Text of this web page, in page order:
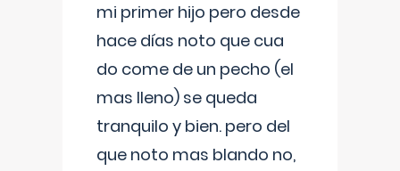
mi primer hijo pero desde
hace días noto que cua
do come de un pecho (el
mas lleno) se queda
tranquilo y bien. pero del
que noto mas blando no,